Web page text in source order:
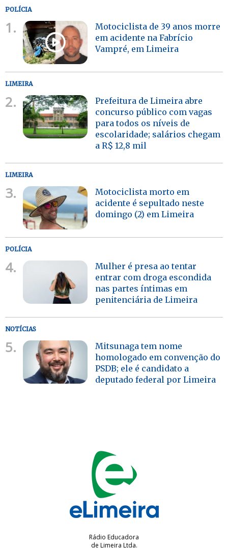
POLÍCIA
1.
Motociclista de 39 anos morre
em acidente na Fabrício
Vampré, em Limeira
LIMEIRA
2.
Prefeitura de Limeira abre
concurso público com vagas
para todos os níveis de
escolaridade; salários chegam
a R$ 12,8 mil
LIMEIRA
3.
Motociclista morto em
acidente é sepultado neste
domingo (2) em Limeira
POLÍCIA
4.
Mulher é presa ao tentar
entrar com droga escondida
nas partes íntimas em
penitenciária de Limeira
NOTÍCIAS
5.
Mitsunaga tem nome
homologado em convenção do
PSDB; ele é candidato a
deputado federal por Limeira
Rádio Educadora
de Limeira Ltda.